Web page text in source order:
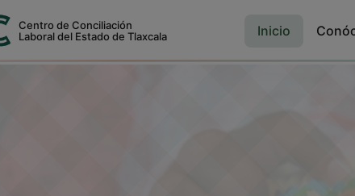
Centro de Conciliación
Laboral del Estado de Tlaxcala
Inicio